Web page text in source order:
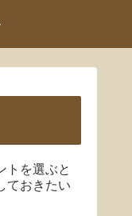
トを選ぶと
ておきたい